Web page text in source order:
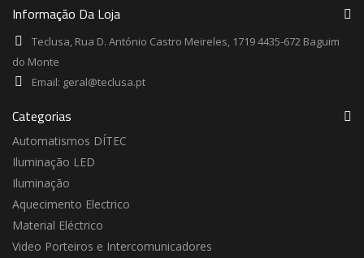
Informação Da Loja
Teclusa, Rua D. António Castro Meireles, 1719 4435-672 Baguim
do Monte
Email: geral@teclusa.pt
Categorias
Automatismos DÍTEC
Iluminação LED
Iluminação
Aquecimento Electrico
Material Eléctrico
Video Porteiros e Intercomunicadores